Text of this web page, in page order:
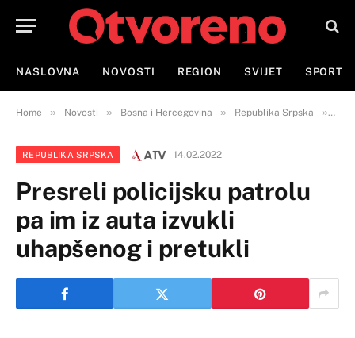
NASLOVNA NOVOSTI REGION SVIJET SPORT
Home » Novosti » Bosna i Hercegovina » Republika Srpska »
REPUBLIKA SRPSKA 14.02.2022
Presreli policijsku patrolu
pa im iz auta izvukli
uhapšenog i pretukli